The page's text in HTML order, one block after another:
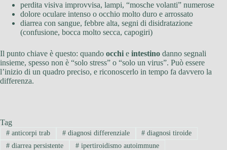
perdita visiva improvvisa, lampi, “mosche volanti” numerose
dolore oculare intenso o occhio molto duro e arrossato
diarrea con sangue, febbre alta, segni di disidratazione
(confusione, bocca molto secca, capogiri)
Il punto chiave è questo: quando occhi e intestino danno segnali
insieme, spesso non è “solo stress” o “solo un virus”. Può essere
l’inizio di un quadro preciso, e riconoscerlo in tempo fa davvero la
differenza.
Tag
#anticorpi trab #diagnosi differenziale # diagnosi tiroide
#diarrea persistente #ipertiroidismo autoimmune